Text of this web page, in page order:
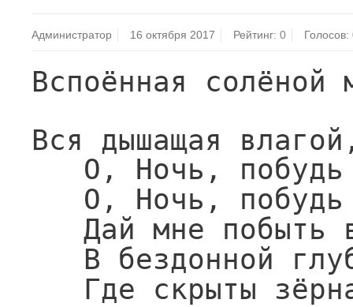
Администратор 16 октября 2017 Рейтинг:0 Голосов:
Вспоённая солёной
Вся дышащая
О, Ночь,
О, Ночь,
Дай мне побыть
В бездонной
Где скрыты